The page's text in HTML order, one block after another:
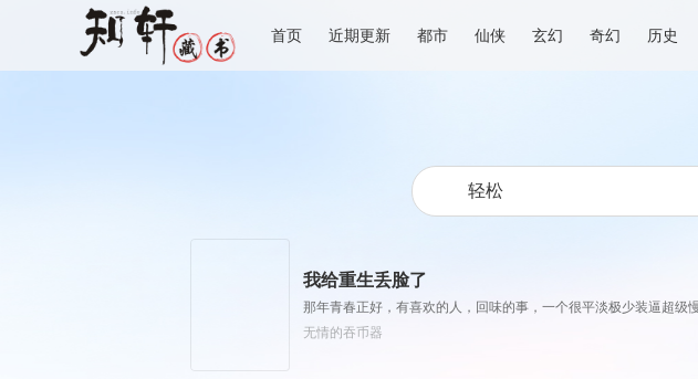
首页 近期更新 都市 仙侠 玄幻 奇幻 历史
我给重生丢脸了
那年青春正好，有喜欢的人，回味的事，一个很平淡极少装逼超级
无情的吞币器